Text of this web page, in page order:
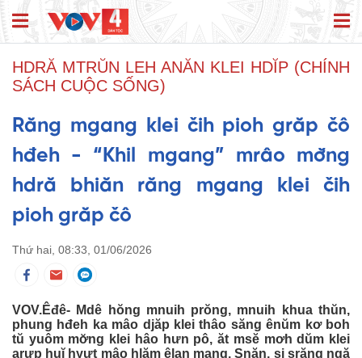
HDRĂ MTRŬN LEH ANĂN KLEI HDĬP (CHÍNH
SÁCH CUỘC SỐNG)
Răng mgang klei čih pioh grăp čô
hđeh - “Khil mgang” mrâo mơ̆ng
hdră bhiăn răng mgang klei čih
pioh grăp čô
Thứ hai, 08:33, 01/06/2026
VOV.Êđê- Mdê hŏng mnuih prŏng, mnuih khua thŭn,
phung hđeh ka mâo djăp klei thâo săng ênŭm kơ boh
tŭ yuôm mơ̆ng klei hâo hưn pô, ăt msĕ mơh dŭm klei
arưp huĭ hyưt mâo hlăm êlan mạng. Snăn, si srăng ngă